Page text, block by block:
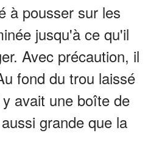
à pousser sur les
jusqu'à ce qu'il
Avec précaution, il
fond du trou laissé
avait une boîte de
grande que la